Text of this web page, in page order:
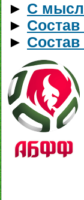
► С
► Состав
►